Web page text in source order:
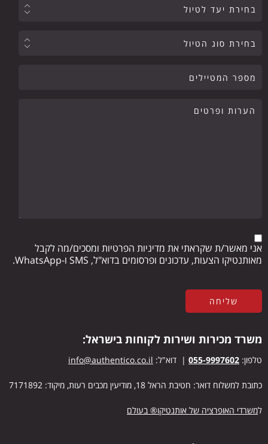
אני מאשר/ת שקראתי את מדיניות הפרטיות ומסכים/מה לקבל
מאותנטיקו הצעות, עדכונים ופרסומים בדוא"ל, SMS ו-WhatsApp.
משרד מכירות ושירות לקוחות בישראל:
טלפון: 055-9997602 | דוא"ל: info@authentico.co.il
כתובת למשלוח דואר: חטיבת הראל 18, מודיעין מכבים רעות, מיקוד: 7171892
למשרדי האופרציה של אותנטיקו® בעולם